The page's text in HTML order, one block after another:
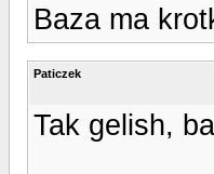
Baza ma
Paticzek
Tak gelish,